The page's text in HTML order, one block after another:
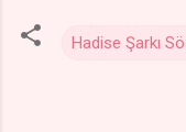
Hadise Şarkı